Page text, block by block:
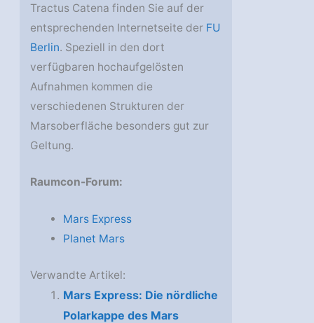
Tractus Catena finden Sie auf der
entsprechenden Internetseite der FU
Berlin. Speziell in den dort
verfügbaren hochaufgelösten
Aufnahmen kommen die
verschiedenen Strukturen der
Marsoberfläche besonders gut zur
Geltung.
Raumcon-Forum:
Mars Express
Planet Mars
Verwandte Artikel:
Mars Express: Die nördliche
Polarkappe des Mars